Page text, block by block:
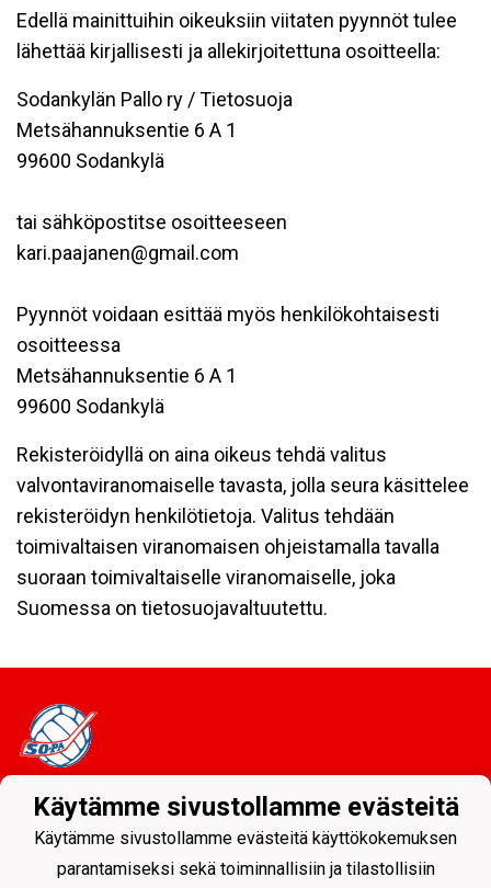
Edellä mainittuihin oikeuksiin viitaten pyynnöt tulee
lähettää kirjallisesti ja allekirjoitettuna osoitteella:
Sodankylän Pallo ry / Tietosuoja
Metsähannuksentie 6 A 1
99600 Sodankylä
tai sähköpostitse osoitteeseen
kari.paajanen@gmail.com
Pyynnöt voidaan esittää myös henkilökohtaisesti
osoitteessa
Metsähannuksentie 6 A 1
99600 Sodankylä
Rekisteröidyllä on aina oikeus tehdä valitus
valvontaviranomaiselle tavasta, jolla seura käsittelee
rekisteröidyn henkilötietoja. Valitus tehdään
toimivaltaisen viranomaisen ohjeistamalla tavalla
suoraan toimivaltaiselle viranomaiselle, joka
Suomessa on tietosuojavaltuutettu.
Tietosuojaseloste
Sodankylän Pallo ry - Nuorissa on tulevaisuus
Käytämme sivustollamme evästeitä
Käytämme sivustollamme evästeitä käyttökokemuksen
parantamiseksi sekä toiminnallisiin ja tilastollisiin